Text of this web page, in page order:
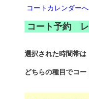
コートカレンダーへ
コート予約 レ
選択された時間帯は
どちらの種目でコー